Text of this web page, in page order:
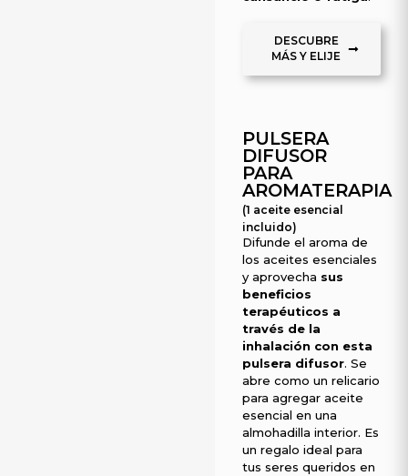
DESCUBRE
MÁS Y ELIJE
PULSERA
DIFUSOR
PARA
AROMATERAPIA
(1 aceite esencial
incluido)
Difunde el aroma de
los aceites esenciales
y aprovecha sus
beneficios
terapéuticos a
través de la
inhalación con esta
pulsera difusor. Se
abre como un relicario
para agregar aceite
esencial en una
almohadilla interior. Es
un regalo ideal para
tus seres queridos en